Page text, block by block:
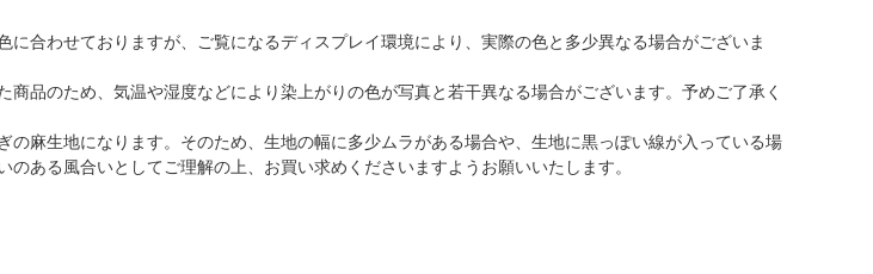
合わせておりますが、ご覧になるディスプレイ環境により、実際の色と多少異なる場合がございま
商品のため、気温や湿度などにより染上がりの色が写真と若干異なる場合がございます。予めご了承く
麻生地になります。そのため、生地の幅に多少ムラがある場合や、生地に黒っぽい線が入っている場
のある風合いとしてご理解の上、お買い求めくださいますようお願いいたします。